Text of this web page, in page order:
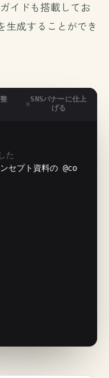
イドも搭載してお
生成することができ
SNSバナーに仕上
げる
た
セプト資料の @co
プロモーション